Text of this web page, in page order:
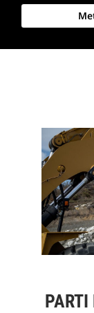
PARTI